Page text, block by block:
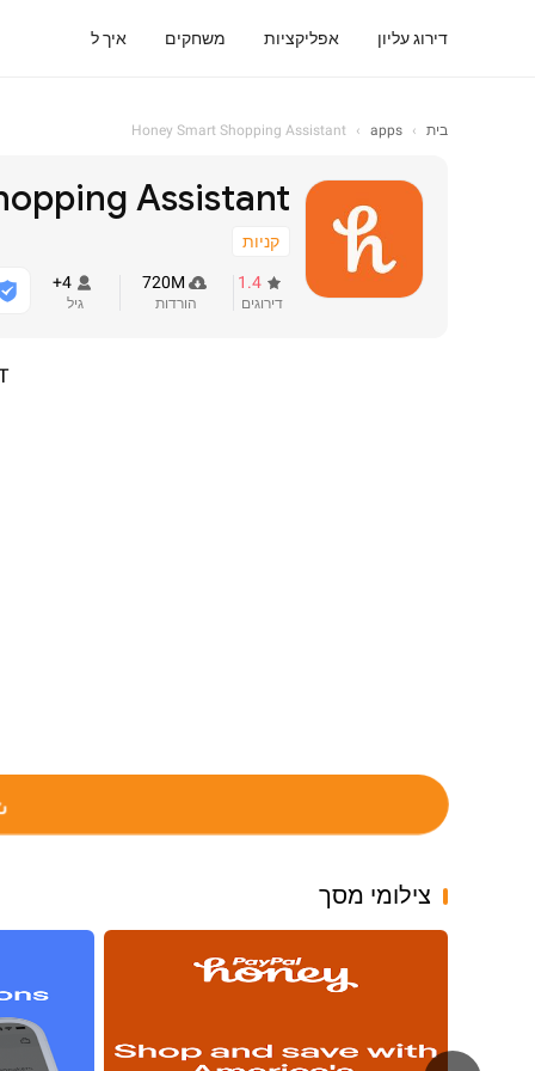
דירוג עליון אפליקציות משחקים איך ל
בית ›
apps
›
Honey Smart Shopping Assistant
Assistant
קניות
1.4
דירוגים
720M
הורדות
4+
גיל
צילומי מסך